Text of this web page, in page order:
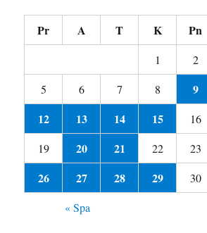
Pr A T K Pn
1 2
5
6 7 8 9
12 13 14 15 16
19
20 21 22 23
26 27 28 29
30
« Spa